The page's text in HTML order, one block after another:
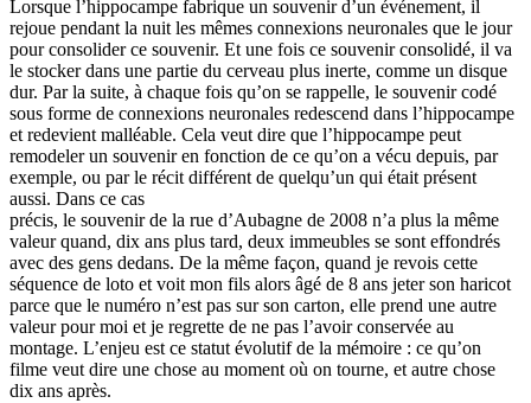
Lorsque l’hippocampe fabrique un souvenir d’un événement, il
rejoue pendant la nuit les mêmes connexions neuronales que le jour
pour consolider ce souvenir. Et une fois ce souvenir consolidé, il va
le stocker dans une partie du cerveau plus inerte, comme un disque
dur. Par la suite, à chaque fois qu’on se rappelle, le souvenir codé
sous forme de connexions neuronales redescend dans l’hippocampe
et redevient malléable. Cela veut dire que l’hippocampe peut
remodeler un souvenir en fonction de ce qu’on a vécu depuis, par
exemple, ou par le récit différent de quelqu’un qui était présent
aussi. Dans ce cas
précis, le souvenir de la rue d’Aubagne de 2008 n’a plus la même
valeur quand, dix ans plus tard, deux immeubles se sont effondrés
avec des gens dedans. De la même façon, quand je revois cette
séquence de loto et voit mon fils alors âgé de 8 ans jeter son haricot
parce que le numéro n’est pas sur son carton, elle prend une autre
valeur pour moi et je regrette de ne pas l’avoir conservée au
montage. L’enjeu est ce statut évolutif de la mémoire : ce qu’on
filme veut dire une chose au moment où on tourne, et autre chose
dix ans après.